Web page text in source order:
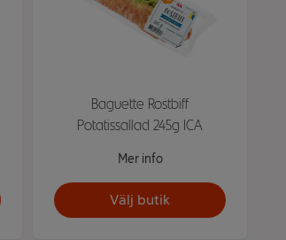
Baguette Rostbiff
Potatissallad 245g ICA
Mer info
Välj butik